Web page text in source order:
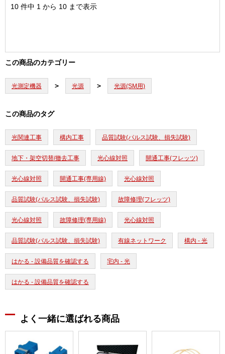
10 件中 1 から 10 まで表示
この商品のカテゴリー
光測定機器 光源 光源(SM用)
この商品のタグ
光関連工事 構内工事 品質試験(パルス試験、損失試験)
地下・架空切替/撤去工事 光心線対照 開通工事(フレッツ)
光心線対照 開通工事(専用線) 光心線対照
品質試験(パルス試験、損失試験) 故障修理(フレッツ)
光心線対照 故障修理(専用線) 光心線対照
品質試験(パルス試験、損失試験) 有線ネットワーク 構内 - 光
はかる - 設備品質を確認する 宅内 - 光
はかる - 設備品質を確認する
よく一緒に選ばれる商品